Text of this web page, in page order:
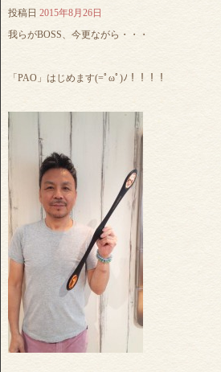
投稿日 2015年8月26日
我らがBOSS、今更ながら・・・
「PAO」はじめます(=ﾟωﾟ)ﾉ！！！！